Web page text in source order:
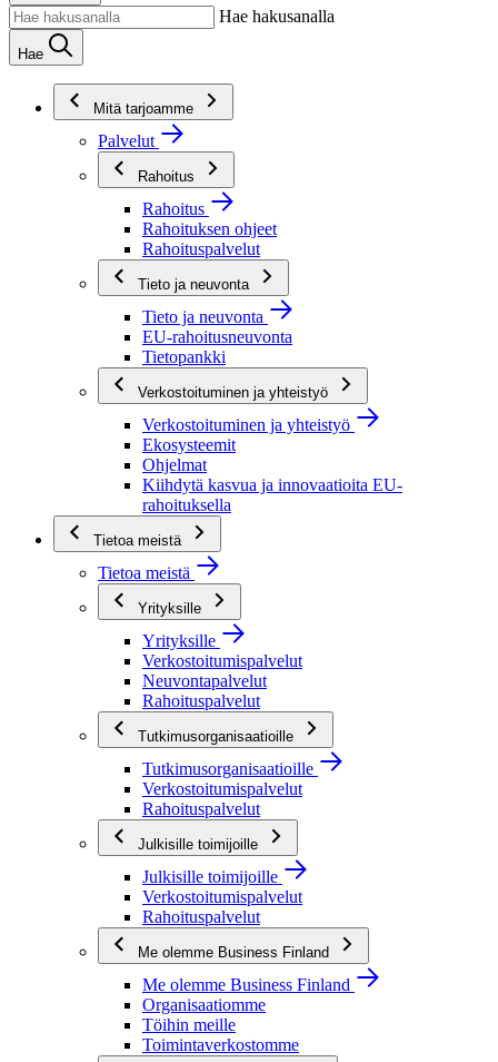
Hae hakusanalla
Hae
Mitä tarjoamme
Palvelut
Rahoitus
Rahoitus
Rahoituksen ohjeet
Rahoituspalvelut
Tieto ja neuvonta
Tieto ja neuvonta
EU-rahoitusneuvonta
Tietopankki
Verkostoituminen ja yhteistyö
Verkostoituminen ja yhteistyö
Ekosysteemit
Ohjelmat
Kiihdytä kasvua ja innovaatioita EU-
rahoituksella
Tietoa meistä
Tietoa meistä
Yrityksille
Yrityksille
Verkostoitumispalvelut
Neuvontapalvelut
Rahoituspalvelut
Tutkimusorganisaatioille
Tutkimusorganisaatioille
Verkostoitumispalvelut
Rahoituspalvelut
Julkisille toimijoille
Julkisille toimijoille
Verkostoitumispalvelut
Rahoituspalvelut
Me olemme Business Finland
Me olemme Business Finland
Organisaatiomme
Töihin meille
Toimintaverkostomme